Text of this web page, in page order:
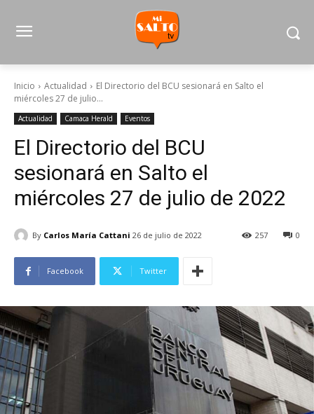
Inicio Actualidad
El Directorio del BCU sesionará en Salto el
miércoles 27 de julio...
Actualidad Camaca Herald Eventos
El Directorio del BCU
sesionará en Salto el
miércoles 27 de julio de 2022
By Carlos María Cattani 26 de julio de 2022 0
257
Facebook Twitter